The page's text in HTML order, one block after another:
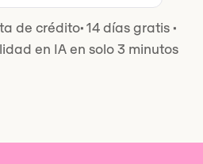
de crédito·14 días gratis ·
en IA en solo 3 minutos